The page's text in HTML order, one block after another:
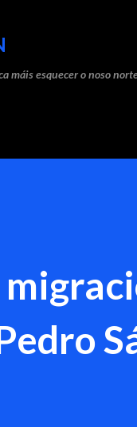
máis esquecer o noso